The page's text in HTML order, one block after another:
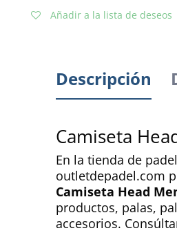
Añadir a la lista de deseos
Descripción
Camiseta
En la tienda de
outletdepadel.com
Camiseta Head
productos, palas,
accesorios.